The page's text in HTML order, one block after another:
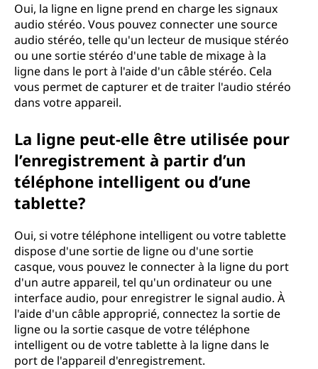
Oui, la ligne en ligne prend en charge les signaux
audio stéréo. Vous pouvez connecter une source
audio stéréo, telle qu'un lecteur de musique stéréo
ou une sortie stéréo d'une table de mixage à la
ligne dans le port à l'aide d'un câble stéréo. Cela
vous permet de capturer et de traiter l'audio stéréo
dans votre appareil.
La ligne peut-elle être utilisée pour
l’enregistrement à partir d’un
téléphone intelligent ou d’une
tablette?
Oui, si votre téléphone intelligent ou votre tablette
dispose d'une sortie de ligne ou d'une sortie
casque, vous pouvez le connecter à la ligne du port
d'un autre appareil, tel qu'un ordinateur ou une
interface audio, pour enregistrer le signal audio. À
l'aide d'un câble approprié, connectez la sortie de
ligne ou la sortie casque de votre téléphone
intelligent ou de votre tablette à la ligne dans le
port de l'appareil d'enregistrement.